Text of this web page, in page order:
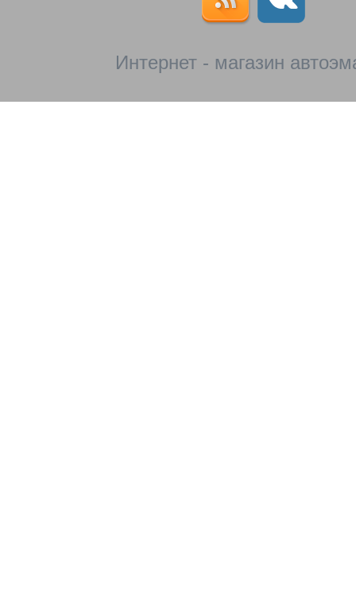
Интернет - магазин